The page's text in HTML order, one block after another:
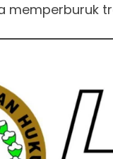
memperburuk